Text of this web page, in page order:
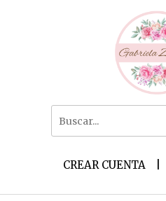
CREAR CUENTA